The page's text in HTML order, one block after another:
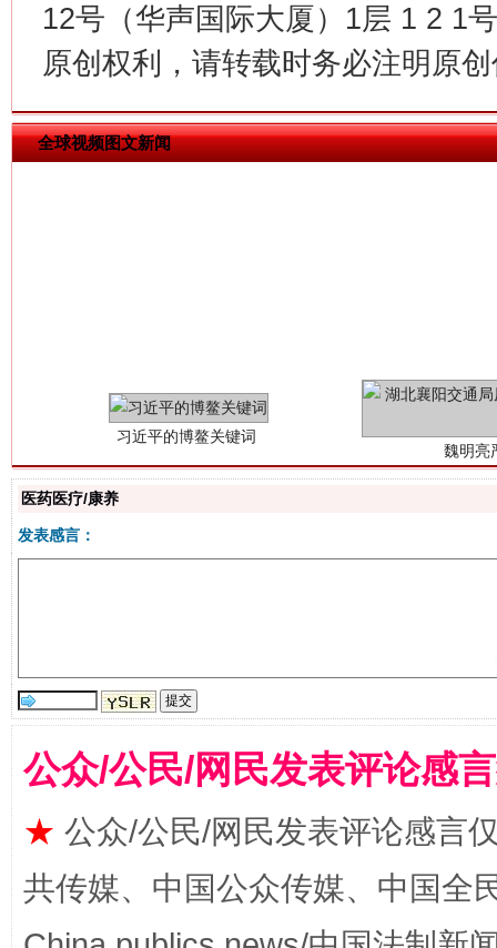
12号（华声国际大厦）1层 1 2 1
原创权利，请转载时务必注明原
全球视频图文新闻
在谋一域中谋全局
今
揭批美国五大"原罪" "炒
医药医疗/康养
发表感言：
公众/公民/网民发表评论感
★ 公众/公民/网民发表评论感言
共传媒、中国公众传媒、中国全